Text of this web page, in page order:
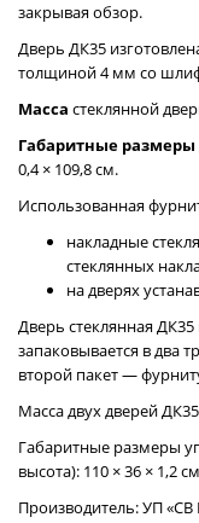
закрывая обзор.
Дверь ДК35
толщиной 4 мм со
Масса стеклянной
Габаритные размеры
0,4 × 109,8 см.
Использованная
накладные
стеклянных
на дверях
Дверь стеклянная ДК35
запаковывается в два
второй пакет —
Масса двух дверей
Габаритные размеры
высота): 110 × 36 × 1,2 см
Производитель: УП